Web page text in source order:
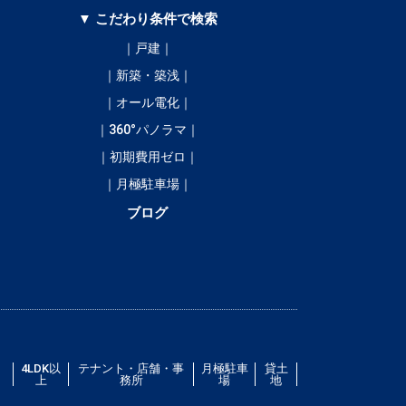
▼ こだわり条件で検索
｜戸建｜
｜新築・築浅｜
｜オール電化｜
｜360°パノラマ｜
｜初期費用ゼロ｜
｜月極駐車場｜
ブログ
4LDK以
上
テナント・店舗・事
務所
月極駐車
場
貸土
地